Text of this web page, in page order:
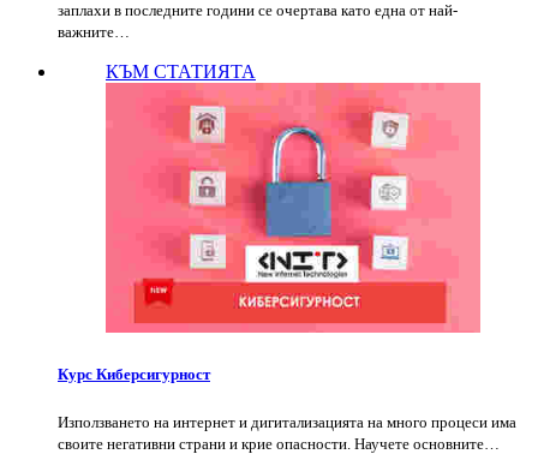
заплахи в последните години се очертава като една от най-
важните…
КЪМ СТАТИЯТА
Курс Киберсигурност
Използването на интернет и дигитализацията на много процеси има
своите негативни страни и крие опасности. Научете основните…